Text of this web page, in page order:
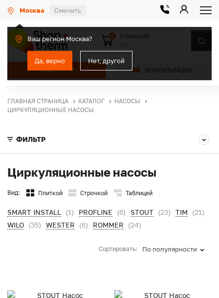
Москва Сменить
Ваш регион Москва?
Да, верно Нет, другой
КАТАЛОГ КОНСУЛЬТАЦИЯ
0
0 позиций
ГЛАВНАЯ СТРАНИЦА КАТАЛОГ
НАСОСЫ
ЦИРКУЛЯЦИОННЫЕ НАСОСЫ
ФИЛЬТР
Циркуляционные насосы
Вид: Плиткой Строчкой Таблицей
SMART INSTALL (1) PROFLINE (6) STOUT (23) TIM
(21)
WILO (35) WESTER (6) ROMMER (24)
Сортировать: По популярности